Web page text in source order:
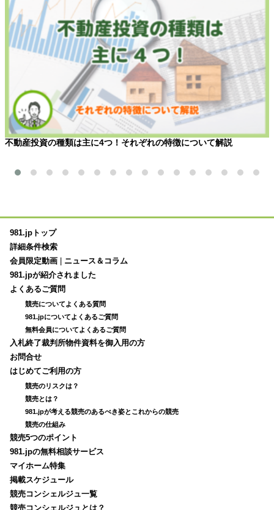
不動産投資の種類は主に4つ！それぞれの特徴について解説
981.jpトップ
詳細条件検索
会員限定動画
ニュース＆コラム
981.jpが紹介されました
よくあるご質問
競売についてよくある質問
981.jpについてよくあるご質問
無料会員についてよくあるご質問
入札終了裁判所物件資料を御入用の方
お問合せ
はじめてご利用の方
競売のリスクは？
競売とは？
981.jpが考える競売のあるべき姿とこれからの競売
競売の仕組み
競売5つのポイント
981.jpの無料相談サービス
マイホーム特集
掲載スケジュール
競売コンシェルジュ一覧
競売コンシェルジュとは？